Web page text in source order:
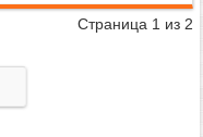
Страница 1 из 2